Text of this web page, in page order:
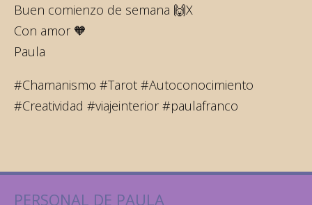
Buen comienzo de semana 🙌X
Con amor 🧡
Paula
#Chamanismo #Tarot #Autoconocimiento
#Creatividad #viajeinterior #paulafranco
PERSONAL DE PAULA